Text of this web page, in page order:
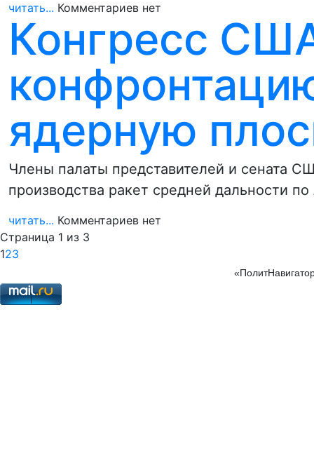
читать... Комментариев нет
Конгресс
ядерную
Члены палаты представителей и сената
производства ракет средней дальности
читать... Комментариев нет
Страница 1 из 3
123